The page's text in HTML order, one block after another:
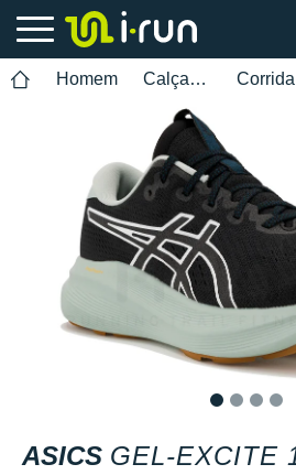
Homem Calçados Corrida
ASICS GEL-EXCITE